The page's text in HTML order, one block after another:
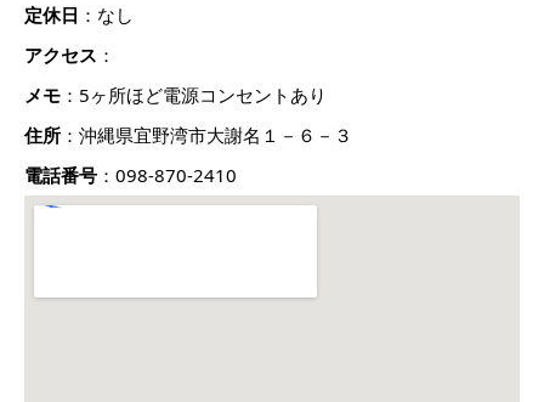
定休日 ：なし
アクセス ：
メモ ：5ヶ所ほど電源コンセントあり
住所 ：沖縄県宜野湾市大謝名１－６－３
電話番号 ：098-870-2410